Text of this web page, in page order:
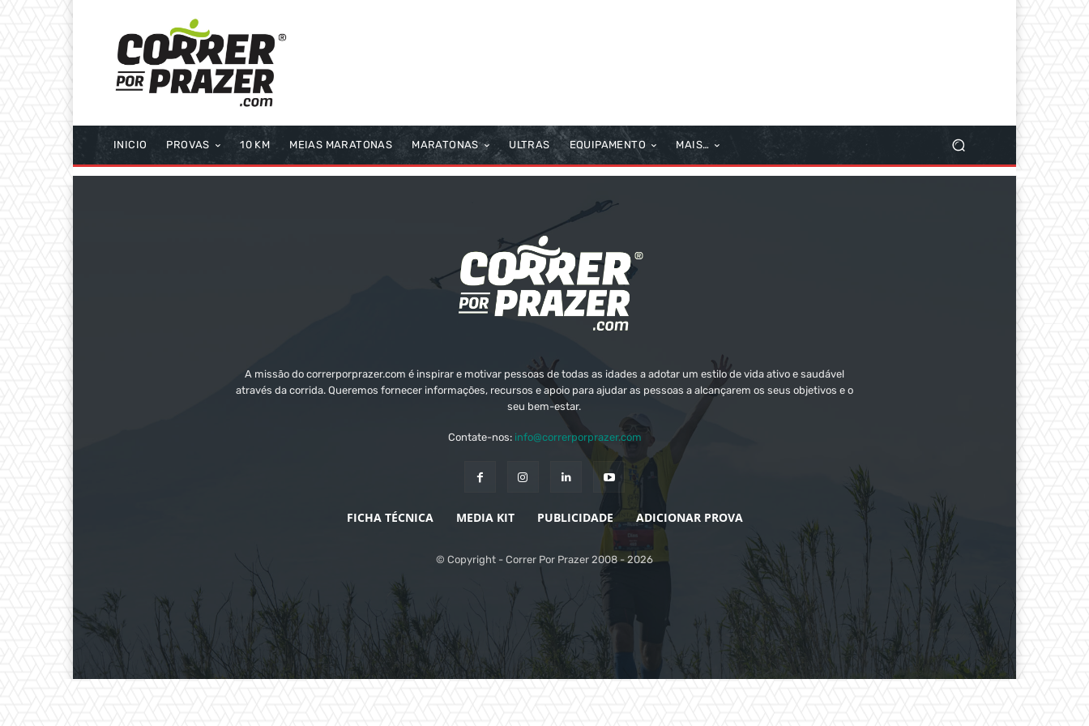
INICIO PROVAS 10 KM MEIAS MARATONAS MARATONAS ULTRAS EQUIPAMENTO MAIS…
A missão do correrporprazer.com é inspirar e motivar pessoas de todas as idades a adotar um estilo de vida ativo e saudável
através da corrida. Queremos fornecer informações, recursos e apoio para ajudar as pessoas a alcançarem os seus objetivos e o
seu bem-estar.
Contate-nos: info@correrporprazer.com
FICHA TÉCNICA MEDIA KIT PUBLICIDADE ADICIONAR PROVA
© Copyright - Correr Por Prazer 2008 - 2026